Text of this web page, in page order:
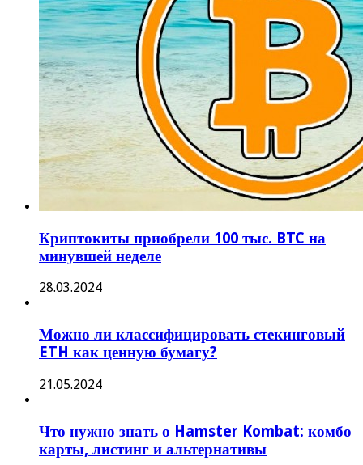
Криптокиты приобрели 100 тыс. BTC на
минувшей неделе
28.03.2024
Можно ли классифицировать стекинговый
ETH как ценную бумагу?
21.05.2024
Что нужно знать о Hamster Kombat: комбо
карты, листинг и альтернативы